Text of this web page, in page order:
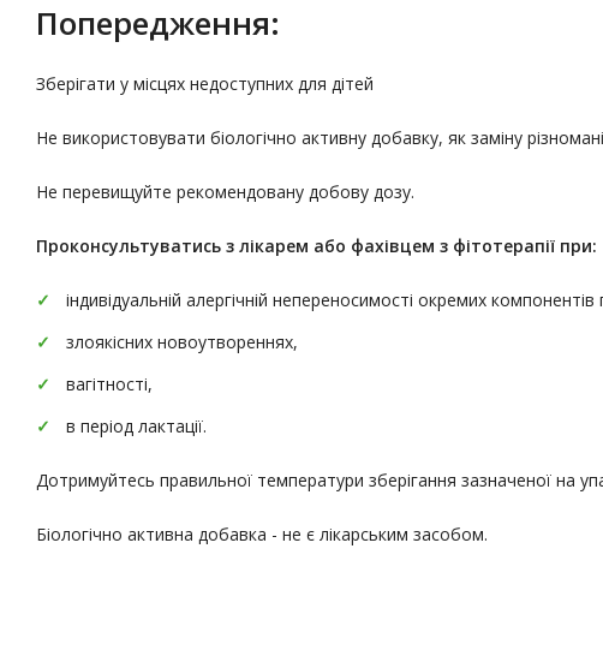
Попередження:
Зберігати у місцях недоступних для дітей
Не використовувати біологічно активну добавку, як заміну
Не перевищуйте рекомендовану добову дозу.
Проконсультуватись з лікарем або фахівцем з фітотерапії при:
індивідуальній алергічній непереносимості окремих компонентів
злоякісних новоутвореннях,
вагітності,
в період лактації.
Дотримуйтесь правильної температури зберігання зазначеної на
Біологічно активна добавка - не є лікарським засобом.